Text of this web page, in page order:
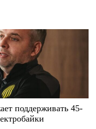
поддерживать 45-